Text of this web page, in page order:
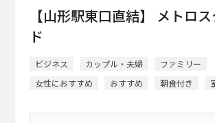
【山形駅東口直結】 メトロ
ド
ビジネス カップル・夫婦
ファミリー
女性におすすめ
おすすめ 朝食付き